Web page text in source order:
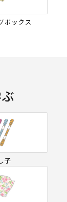
ボックス
子